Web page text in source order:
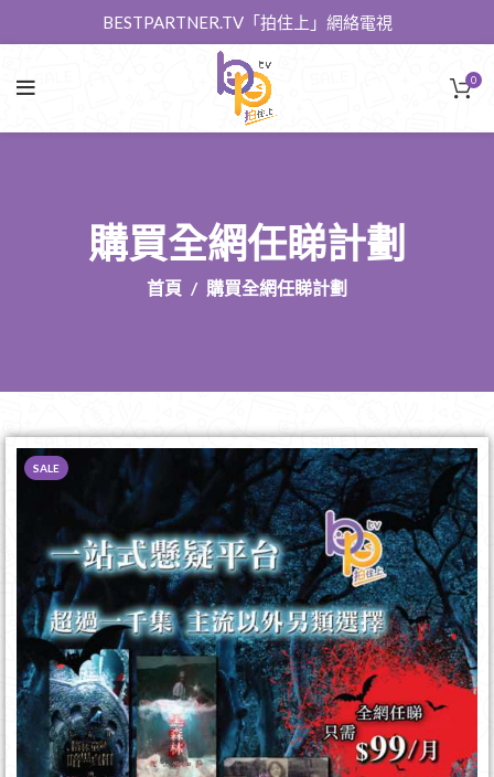
BESTPARTNER.TV「拍住上」網絡電視
0
購買全網任睇計劃
首頁 購買全網任睇計劃
SALE